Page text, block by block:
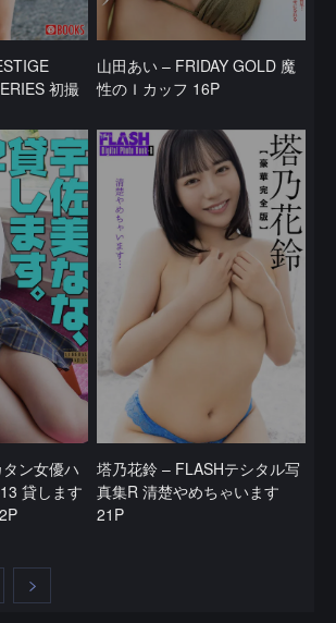
初撮
山田あい – FRIDAY GOLD 魔
性のＩカッフ 16P
ン女優ハ
貸します
塔乃花鈴 – FLASHテシタル写
真集R 清楚やめちゃいます
21P